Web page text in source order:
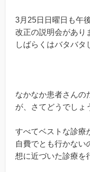
3月25日日曜日も午
改正の説明会があり
しばらくはバタバタ
なかなか患者さんの
が、さてどうでしょ
すべてベストな診療
自費でとも行かない
想に近づいた診療を